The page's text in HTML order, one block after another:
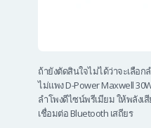
ถ้ายังตัดสินใจไม่ได้ว่าจะเลือ
ไม่แพง D-Power Maxwell
ลำโพงดีไซน์พรีเมียม ให้พลังเ
เชื่อมต่อ Bluetooth เสถียร